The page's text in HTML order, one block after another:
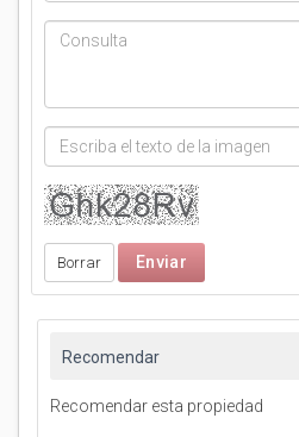
Recomendar
Recomendar esta propiedad